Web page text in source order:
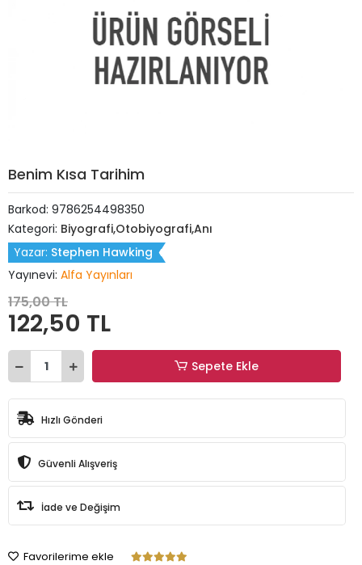
Benim Kısa Tarihim
Barkod: 9786254498350
Kategori: Biyografi,Otobiyografi,Anı
Yazar: Stephen Hawking
Yayınevi: Alfa Yayınları
175,00 TL
122,50 TL
Sepete Ekle
Hızlı Gönderi
Güvenli Alışveriş
İade ve Değişim
Favorilerime ekle